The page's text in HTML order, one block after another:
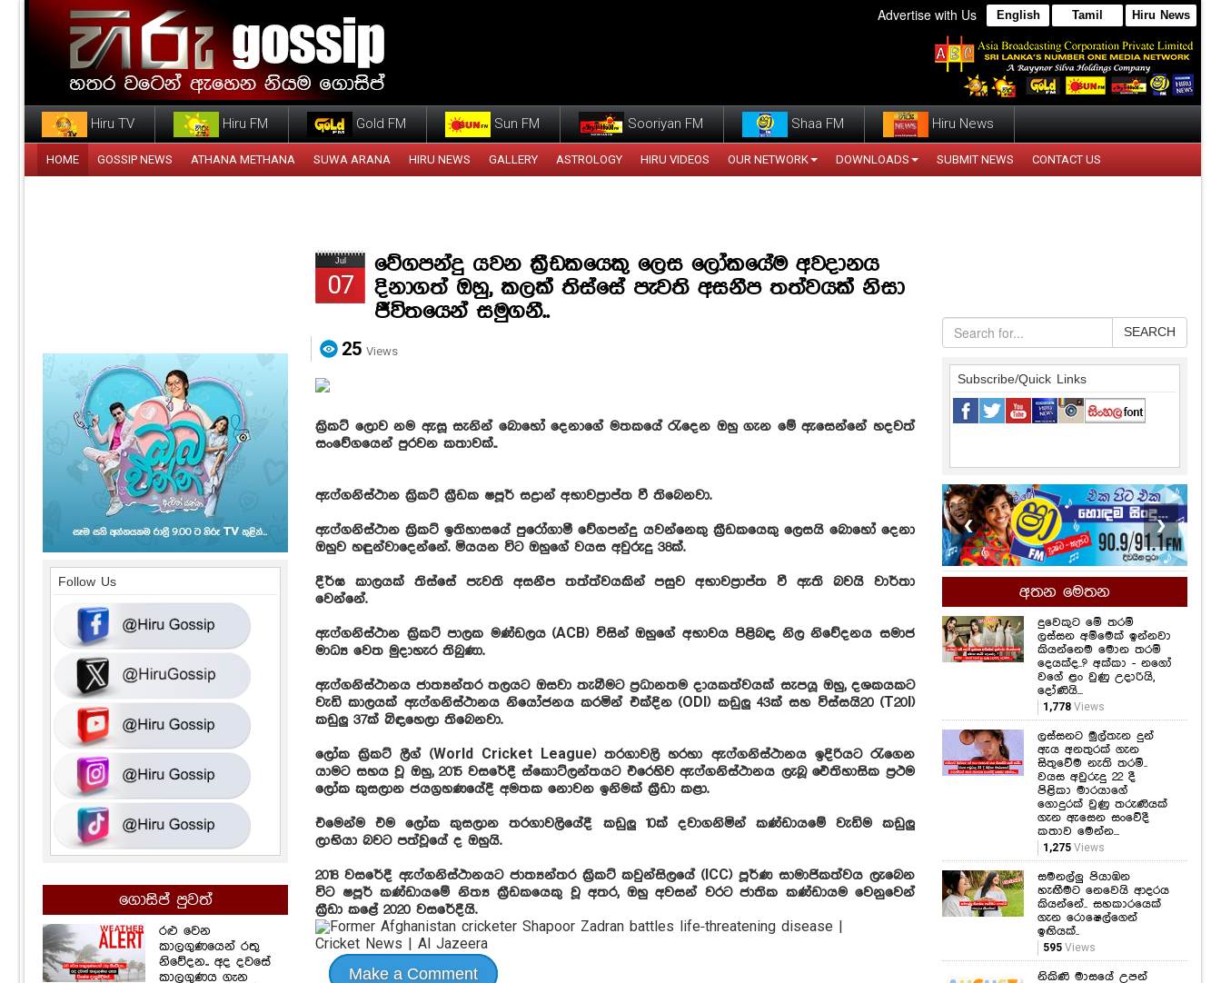
Advertise with Us English Tamil Hiru News
Hiru TV Hiru FM Gold FM Sun FM Sooriyan FM Shaa FM Hiru News
HOME GOSSIP NEWS ATHANA METHANA SUWA ARANA HIRU NEWS GALLERY ASTROLOGY HIRU VIDEOS OUR NETWORK DOWNLOADS SUBMIT NEWS CONTACT US
Jul
07
වේගපන්දු යවන ක්‍රීඩකයෙකු ලෙස ලෝකයේම අවදානය
දිනාගත් ඔහු, කලක් තිස්සේ පැවති අසනීප තත්වයක් නිසා
ජීවිතයෙන් සමුගනී..
25 Views
ක්‍රිකට් ලොව නම ඇසූ සැනින් බොහෝ දෙනාගේ මතකයේ රැදෙන ඔහු ගැන මේ ඇසෙන්නේ හදවත්
සංවේගයෙන් පුරවන කතාවක්..
ඇෆ්ගනිස්ථාන ක්‍රිකට් ක්‍රීඩක ෂපූර් සද්‍රාන් අභාවප්‍රාප්ත වී තිබෙනවා.
ඇෆ්ගනිස්ථාන ක්‍රිකට් ඉතිහාසයේ පුරෝගාමී වේගපන්දු යවන්නෙකු ක්‍රීඩකයෙකු ලෙසයි බොහෝ දෙනා
ඔහුව හඳුන්වාදෙන්නේ. මියයන විට ඔහුගේ වයස අවුරුදු 38ක්.
දීර්ඝ කාලයක් තිස්සේ පැවති අසනීප තත්ත්වයකින් පසුව අභාවප්‍රාප්ත වී ඇති බවයි වාර්තා
වෙන්නේ.
ඇෆ්ගනිස්ථාන ක්‍රිකට් පාලක මණ්ඩලය (ACB) විසින් ඔහුගේ අභාවය පිළිබඳ නිල නිවේදනය සමාජ
මාධ්‍ය වෙත මුදාහැර තිබුණා.
ඇෆ්ගනිස්ථානය ජාත්‍යන්තර තලයට ඔසවා තැබීමට ප්‍රධානතම දායකත්වයක් සැපයූ ඔහු, දශකයකට
වැඩි කාලයක් ඇෆ්ගනිස්ථානය නියෝජනය කරමින් එක්දින (ODI) කඩුලු 43ක් සහ විස්සයි20 (T20I)
කඩුලු 37ක් බිඳහෙලා තිබෙනවා.
ලෝක ක්‍රිකට් ලීග් (World Cricket League) තරගාවලි හරහා ඇෆ්ගනිස්ථානය ඉදිරියට රැගෙන
යාමට සහය වූ ඔහු, 2015 වසරේදී ස්කොට්ලන්තයට එරෙහිව ඇෆ්ගනිස්ථානය ලැබූ ඓතිහාසික ප්‍රථම
ලෝක කුසලාන ජයග්‍රහණයේදී අමතක නොවන ඉනිමක් ක්‍රීඩා කළා.
එමෙන්ම එම ලෝක කුසලාන තරගාවලියේදී කඩුලු 10ක් දවාගනිමින් කණ්ඩායමේ වැඩිම කඩුලු
ලාභියා බවට පත්වූයේ ද ඔහුයි.
2018 වසරේදී ඇෆ්ගනිස්ථානයට ජාත්‍යන්තර ක්‍රිකට් කවුන්සිලයේ (ICC) පූර්ණ සාමාජිකත්වය ලැබෙන
විට ෂපූර් කණ්ඩායමේ නිත්‍ය ක්‍රීඩකයෙකු වූ අතර, ඔහු අවසන් වරට ජාතික කණ්ඩායම වෙනුවෙන්
ක්‍රීඩා කළේ 2020 වසරේදීයි.
Make a Comment
SEARCH
Subscribe/Quick Links
❮ ❯
අතන මෙතන
දුවෙකුට මේ තරම්
ලස්සන අම්මෙක් ඉන්නවා
කියන්නෙම මොන තරම්
දෙයක්ද..? අක්කා - නගෝ
වගේ ළං වුණු උදාරියි,
දෝණියි...
1,778 Views
ලස්සනට මුල්තැන දුන්
ඇය අනතුරක් ගැන
සිතුවේම නැති තරම්..
වයස අවුරුදු 22 දී
පිළිකා මාරයාගේ
ගොදුරක් වුණු තරුණියක්
ගැන ඇසෙන සංවේදී
කතාව මෙන්න...
1,275 Views
සමනල්ලු පියාඹන
හැඟීමට නෙවෙයි ආදරය
කියන්නේ.. සහකාරයෙක්
ගැන රොෂෙල්ගෙන්
ඉඟියක්..
595 Views
නිකිණි මාසයේ උපන්
Follow Us
ගොසිප් පුවත්
රළු වෙන
කාලගුණයෙන් රතු
නිවේදන.. අද දවසේ
කාලගුණය ගැන